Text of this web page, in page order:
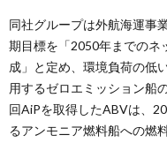
同社グループは外航海運事
期目標を「2050年までのネ
成」と定め、環境負荷の低
用するゼロエミッション船
回AiPを取得したABVは、
るアンモニア燃料船への燃